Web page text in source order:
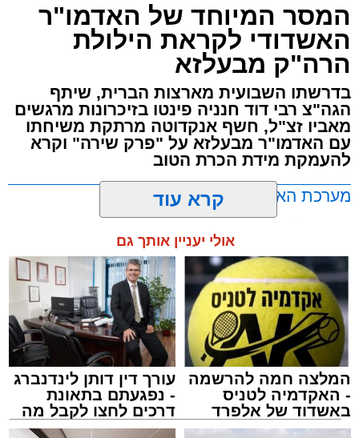
המסר המיוחד של האדמו"ר
האשדודי לקראת הילולת
הרה"ק מבעלזא
בדרשתו השבועית מארצות הברית, שיתף
הגה"צ רבי דוד חנניה פינטו בזיכרונות מרגשים
מאביו זצ"ל, חשף אנקדוטה מרתקת משיחתו
עם האדמו"ר מבעלזא על "פרק שירה" וקרא
להעמקת מידת הכרת הטוב
מערכת האתר / 00:23 06.08.26
תגים:אשדוד, בעלזא הילולא
קרא עוד
אולי יעניין אותך גם
המלצה חמה להרשמה
- האקדמיה לטניס
באשדוד של אלפרד
קריאולנסקי - לילדים
עורך דין דותן לינדנברג
- נפגעתם בתאונת
דרכים לחצו לקבל מה
שמגיע לכם